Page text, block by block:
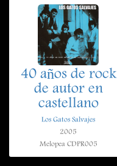
40 años de rock
de autor en
castellano
Los Gatos Salvajes
2005
Melopea CDPR005